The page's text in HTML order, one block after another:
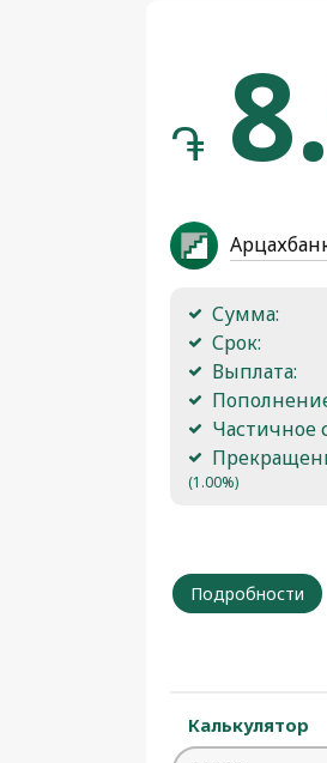
֏
Сумма:
Срок:
Выплата:
Частичное
(1.00%)
Подробности
Калькулятор